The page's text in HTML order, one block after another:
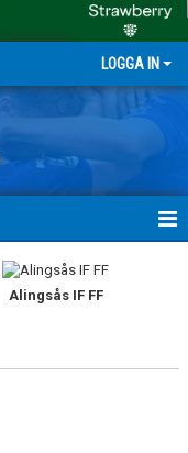
LOGGA IN
Alingsås IF FF